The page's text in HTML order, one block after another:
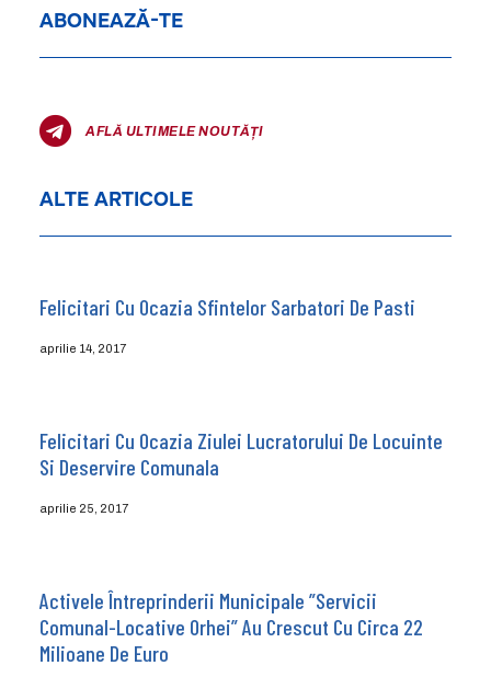
ABONEAZĂ-TE
AFLĂ ULTIMELE NOUTĂȚI
ALTE ARTICOLE
Felicitari Cu Ocazia Sfintelor Sarbatori De Pasti
aprilie 14, 2017
Felicitari Cu Ocazia Ziulei Lucratorului De Locuinte
Si Deservire Comunala
aprilie 25, 2017
Activele Întreprinderii Municipale ”Servicii
Comunal-Locative Orhei” Au Crescut Cu Circa 22
Milioane De Euro